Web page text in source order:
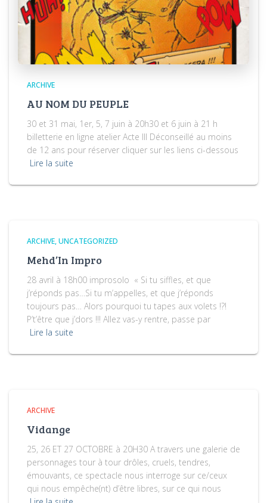
ARCHIVE
AU NOM DU PEUPLE
30 et 31 mai, 1er, 5, 7 juin à 20h30 et 6 juin à 21 h
billetterie en ligne atelier Acte III Déconseillé au moins
de 12 ans pour réserver cliquer sur les liens ci-dessous
Lire la suite
ARCHIVE UNCATEGORIZED
Mehd’In Impro
28 avril à 18h00 improsolo « Si tu siffles, et que
j’réponds pas…Si tu m’appelles, et que j’réponds
toujours pas… Alors pourquoi tu tapes aux volets !?!
P’t’être que j’dors !!! Allez vas-y rentre, passe par
Lire la suite
ARCHIVE
Vidange
25, 26 ET 27 OCTOBRE à 20H30 A travers une galerie de
personnages tour à tour drôles, cruels, tendres,
émouvants, ce spectacle nous interroge sur ce/ceux
qui nous empêche(nt) d’être libres, sur ce qui nous